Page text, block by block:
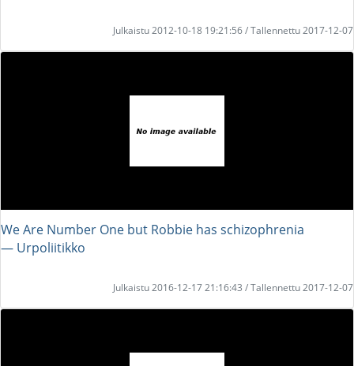
Julkaistu 2012-10-18 19:21:56 / Tallennettu 2017-12-07
We Are Number One but Robbie has schizophrenia
― Urpoliitikko
Julkaistu 2016-12-17 21:16:43 / Tallennettu 2017-12-07